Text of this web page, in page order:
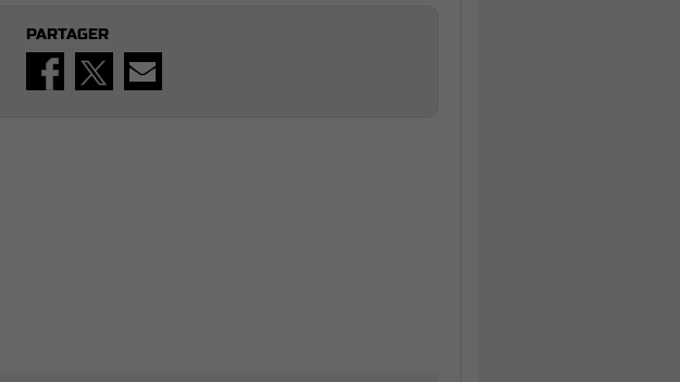
PARTAGER